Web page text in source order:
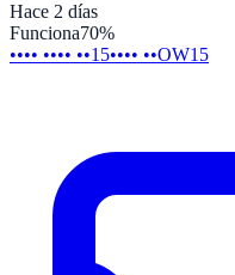
Hace 2 días
Funciona70%
•••• •••• ••15•••• ••OW15